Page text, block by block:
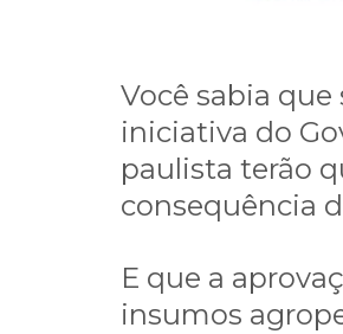
Você sabia
iniciativa do
paulista terão
consequência
E que a
insumos